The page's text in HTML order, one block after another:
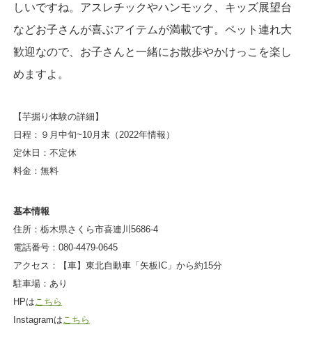
しいですね。アスレチックやハンモック、キッズ展望台
などお子さんが喜ぶアイテムが満載です。ペット連れ大
歓迎なので、お子さんと一緒にお散歩やかけっこを楽し
めますよ。
【芋掘り体験の詳細】
日程：９月中旬~10月末（2022年情報）
定休日：不定休
料金：無料
基本情報
住所：栃木県さくら市喜連川5686-4
電話番号：080-4479-0645
アクセス：【車】東北自動車「矢板IC」から約15分
駐車場：あり
HPは こちら
Instagramは こちら